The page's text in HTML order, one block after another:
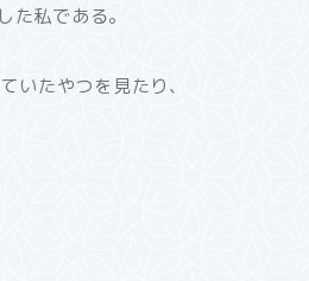
私である。
いたやつを見たり、